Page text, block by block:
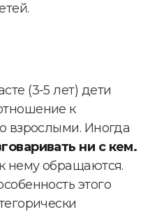
(3-5 лет) дети
к
взрослыми. Иногда
ни с кем.
нему обращаются.
этого